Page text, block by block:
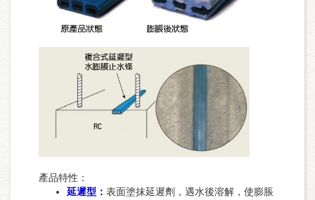
產品特性：
延遲型： 表面塗抹延遲劑，遇水後溶解，使膨脹